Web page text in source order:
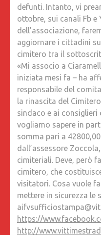
defunti. Intanto, vi
ottobre, sui canali Fb e
dell’associazione,
aggiornare i cittadini
cimitero tra il
«Mi associo a
iniziata mesi fa – ha
responsabile del
la rinascita del
sindaco e ai consiglieri
vogliamo sapere in
somma pari a
dall’assessore
cimiteriali. Deve, però
cimitero, che
visitatori. Cosa vuole
mettere in sicurezza le
https://
http://